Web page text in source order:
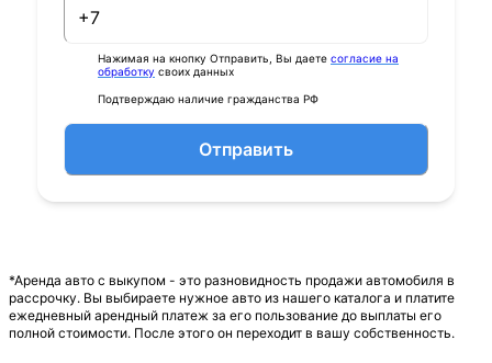
Нажимая на кнопку Отправить, Вы даете согласие на
обработку своих данных
Подтверждаю наличие гражданства РФ
Отправить
*Аренда авто с выкупом - это разновидность продажи автомобиля в
рассрочку. Вы выбираете нужное авто из нашего каталога и платите
ежедневный арендный платеж за его пользование до выплаты его
полной стоимости. После этого он переходит в вашу собственность.